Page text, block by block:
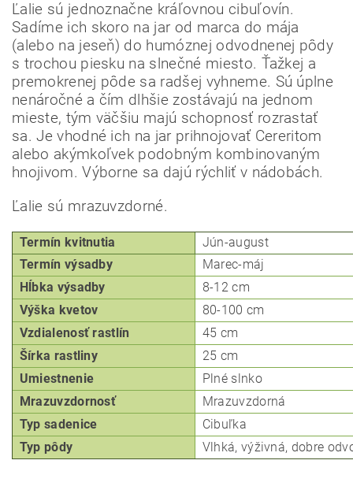
Ľalie sú jednoznačne kráľovnou cibuľovín.
Sadíme ich skoro na jar od marca do mája
(alebo na jeseň) do humóznej odvodnenej pôdy
s trochou piesku na slnečné miesto. Ťažkej a
premokrenej pôde sa radšej vyhneme. Sú úplne
nenáročné a čím dlhšie zostávajú na jednom
mieste, tým väčšiu majú schopnosť rozrastať
sa. Je vhodné ich na jar prihnojovať Cereritom
alebo akýmkoľvek podobným kombinovaným
hnojivom. Výborne sa dajú rýchliť v nádobách.
Ľalie sú mrazuvzdorné.
Termín kvitnutia
Jún-august
Termín výsadby
Marec-máj
Hĺbka výsadby
8-12 cm
Výška kvetov
80-100 cm
Vzdialenosť rastlín
45 cm
Šírka rastliny
25 cm
Umiestnenie
Plné slnko
Mrazuvzdornosť
Mrazuvzdorná
Typ sadenice
Cibuľka
Typ pôdy
Vlhká, výživná, dobre
Odoslať